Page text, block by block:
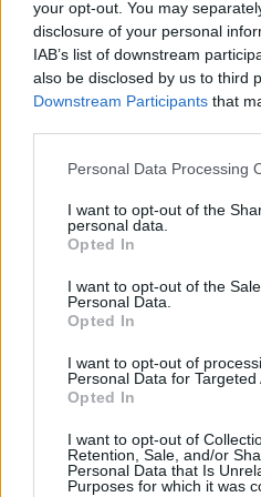
your opt-out. You may
disclosure of your personal
IAB’s list of downstream
also be disclosed by us to third
Downstream Participants that
Personal Data Processing
I want to opt-out of the
personal data.
Opted In
I want to opt-out of the
Personal Data.
Opted In
I want to opt-out of
Personal Data for Targeted
Opted In
I want to opt-out of
Retention, Sale, and/or
Personal Data that Is
Purposes for which it was
Δείτε
Τρόπος Ζωής